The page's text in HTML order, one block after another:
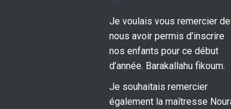
Je voulais vous remercier de
nous avoir permis d’inscrire
nos enfants pour ce début
d’année. Barakallahu fikoum.
Je souhaitais remercier
également la maîtresse